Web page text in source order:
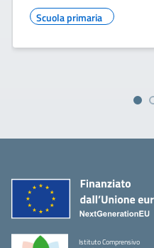
Scuola primaria
Istituto Comprensivo